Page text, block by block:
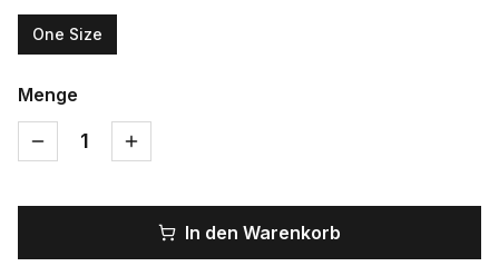
One Size
Menge
1
In den Warenkorb